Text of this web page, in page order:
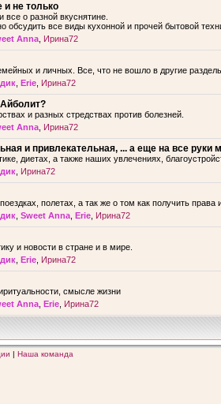
и не только
о разной вкуснятине.
обсудить все виды кухонной и прочей бытовой
Anna Ирина72
и личных. Все, что не вошло в другие
Erie Ирина72
и разных стредствах против болезней.
Anna Ирина72
и привлекательная, ... а еще на все руки
диетах, а также наших увлечениях,
Ирина72
полетах, а так же о том как получить права
Sweet Anna Erie Ирина72
и новости в стране и в мире.
Erie Ирина72
смысле жизни
Anna Erie Ирина72
| Наша команда